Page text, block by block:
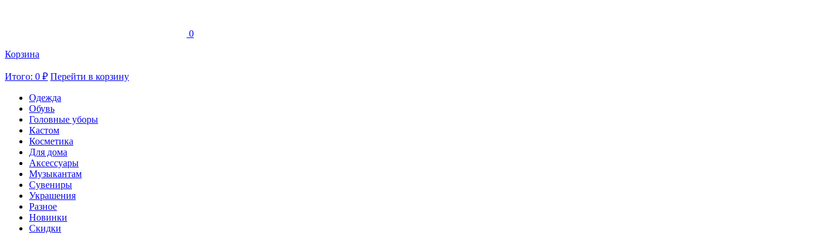
0
Корзина
Итого: 0 ₽ Перейти в корзину
Одежда
Обувь
Головные уборы
Кастом
Косметика
Для дома
Аксессуары
Музыкантам
Сувениры
Украшения
Разное
Новинки
Скидки